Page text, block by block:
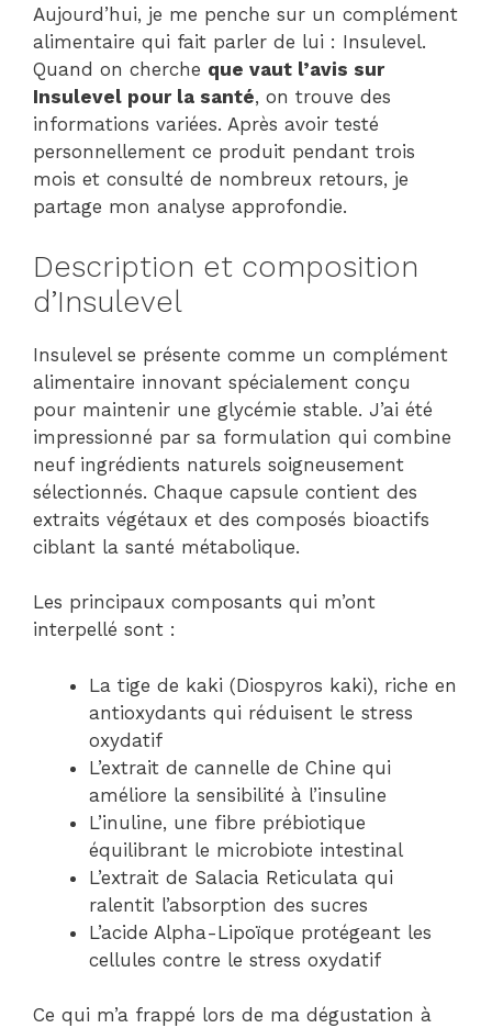
Aujourd’hui, je me penche sur un complément
alimentaire qui fait parler de lui : Insulevel.
Quand on cherche que vaut l’avis sur
Insulevel pour la santé, on trouve des
informations variées. Après avoir testé
personnellement ce produit pendant trois
mois et consulté de nombreux retours, je
partage mon analyse approfondie.
Description et composition
d’Insulevel
Insulevel se présente comme un complément
alimentaire innovant spécialement conçu
pour maintenir une glycémie stable. J’ai été
impressionné par sa formulation qui combine
neuf ingrédients naturels soigneusement
sélectionnés. Chaque capsule contient des
extraits végétaux et des composés bioactifs
ciblant la santé métabolique.
Les principaux composants qui m’ont
interpellé sont :
La tige de kaki (Diospyros kaki), riche en
antioxydants qui réduisent le stress
oxydatif
L’extrait de cannelle de Chine qui
améliore la sensibilité à l’insuline
L’inuline, une fibre prébiotique
équilibrant le microbiote intestinal
L’extrait de Salacia Reticulata qui
ralentit l’absorption des sucres
L’acide Alpha-Lipoïque protégeant les
cellules contre le stress oxydatif
Ce qui m’a frappé lors de ma dégustation à